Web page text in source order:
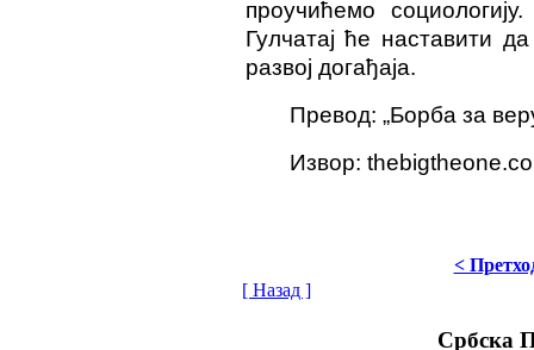
проучићемо
Гулчатај ће наставити
развој догађаја.
Превод: „Борба за
Извор:
<
[ Назад ]
Србска